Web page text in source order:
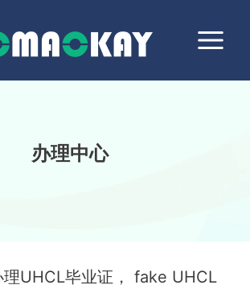
Menu
办理中心
理UHCL毕业证， fake UHCL